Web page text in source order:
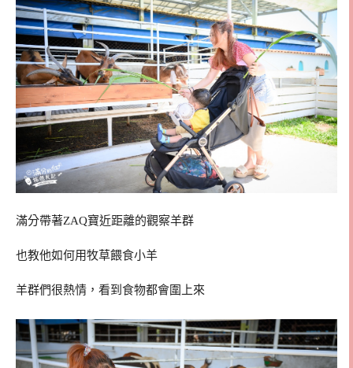
滿分帶著ZAQ寶近距離的觀察羊群
也教他如何用牧草餵食小羊
羊群們很熱情，看到食物都會圍上來